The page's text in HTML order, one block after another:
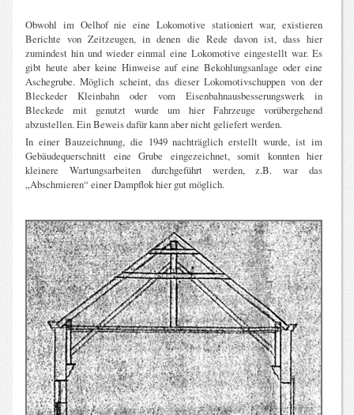
Obwohl im Oelhof nie eine Lokomotive stationiert war, existieren
Berichte von Zeitzeugen, in denen die Rede davon ist, dass hier
zumindest hin und wieder einmal eine Lokomotive eingestellt war. Es
gibt heute aber keine Hinweise auf eine Bekohlungsanlage oder eine
Aschegrube. Möglich scheint, das dieser Lokomotivschuppen von der
Bleckeder Kleinbahn oder vom Eisenbahnausbesserungswerk in
Bleckede mit genutzt wurde um hier Fahrzeuge vorübergehend
abzustellen. Ein Beweis dafür kann aber nicht geliefert werden.
In einer Bauzeichnung, die 1949 nachträglich erstellt wurde, ist im
Gebäudequerschnitt eine Grube eingezeichnet, somit konnten hier
kleinere Wartungsarbeiten durchgeführt werden, z.B. war das
„Abschmieren“ einer Dampflok hier gut möglich.